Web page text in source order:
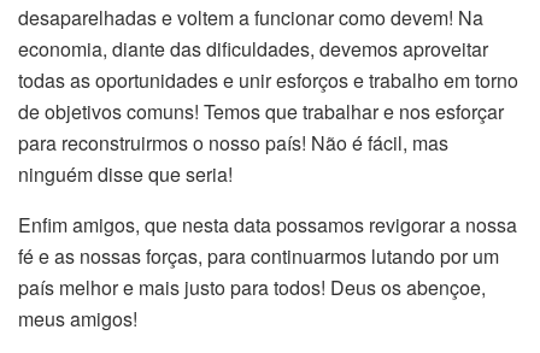
desaparelhadas e voltem a funcionar como devem! Na
economia, diante das dificuldades, devemos aproveitar
todas as oportunidades e unir esforços e trabalho em torno
de objetivos comuns! Temos que trabalhar e nos esforçar
para reconstruirmos o nosso país! Não é fácil, mas
ninguém disse que seria!
Enfim amigos, que nesta data possamos revigorar a nossa
fé e as nossas forças, para continuarmos lutando por um
país melhor e mais justo para todos! Deus os abençoe,
meus amigos!